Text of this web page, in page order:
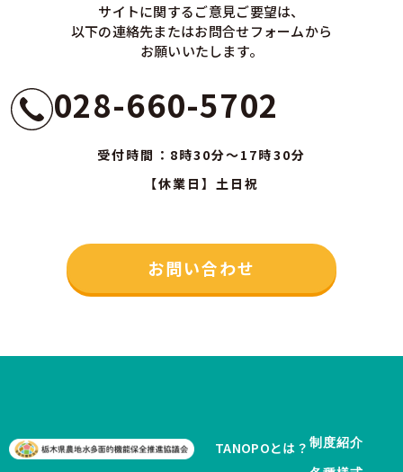
サイトに関するご意見ご要望は、
以下の連絡先またはお問合せフォームから
お願いいたします。
028-660-5702
受付時間：8時30分～17時30分
【休業日】土日祝
お問い合わせ
TANOPOとは？ 制度紹介